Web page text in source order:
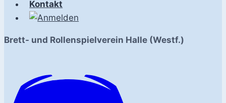
Kontakt
Brett- und Rollenspielverein Halle (Westf.)